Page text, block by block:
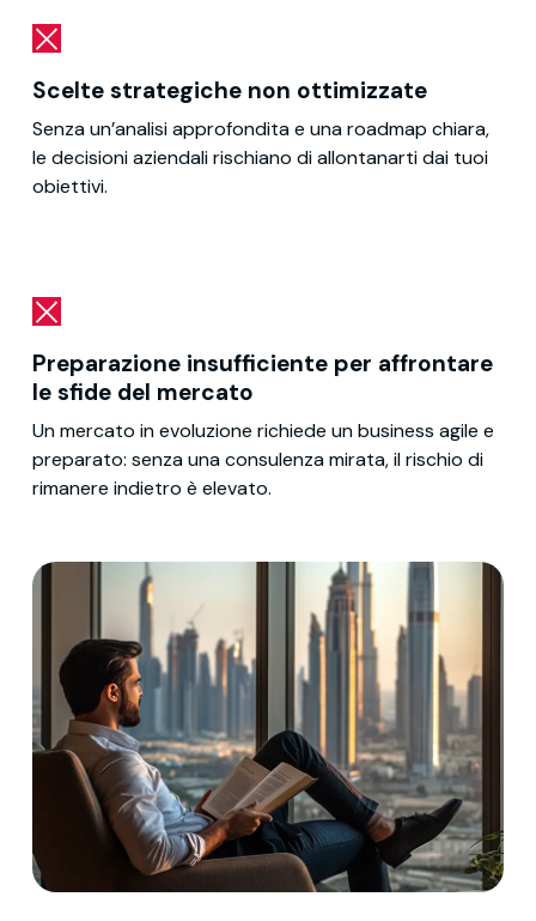
Scelte strategiche non ottimizzate
Senza un’analisi approfondita e una roadmap chiara,
le decisioni aziendali rischiano di allontanarti dai tuoi
obiettivi.
Preparazione insufficiente per affrontare
le sfide del mercato
Un mercato in evoluzione richiede un business agile e
preparato: senza una consulenza mirata, il rischio di
rimanere indietro è elevato.